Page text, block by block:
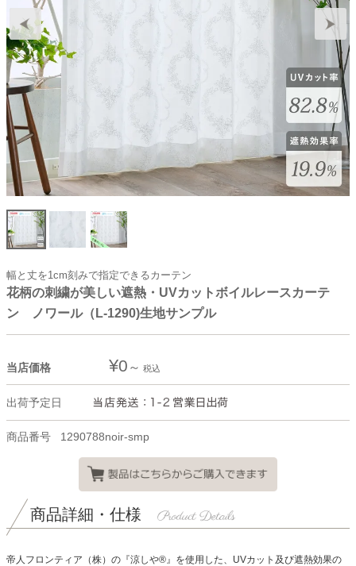
幅と丈を1cm刻みで指定できるカーテン
花柄の刺繍が美しい遮熱・UVカットボイルレースカーテ
ン ノワール（L-1290)生地サンプル
当店価格 ¥0 税込
出荷予定日
商品番号 1290788noir-smp
商品詳細・仕様
帝人フロンティア（株）の『涼しや®』を使用した、UVカット及び遮熱効果の